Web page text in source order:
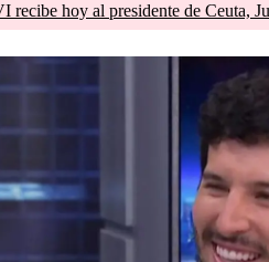
recibe hoy al presidente de Ceuta,